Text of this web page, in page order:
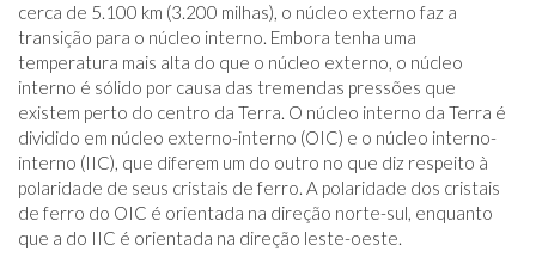
cerca de 5.100 km (3.200 milhas), o núcleo externo faz a
transição para o núcleo interno. Embora tenha uma
temperatura mais alta do que o núcleo externo, o núcleo
interno é sólido por causa das tremendas pressões que
existem perto do centro da Terra. O núcleo interno da Terra é
dividido em núcleo externo-interno (OIC) e o núcleo interno-
interno (IIC), que diferem um do outro no que diz respeito à
polaridade de seus cristais de ferro. A polaridade dos cristais
de ferro do OIC é orientada na direção norte-sul, enquanto
que a do IIC é orientada na direção leste-oeste.